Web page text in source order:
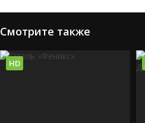
Смотрите также
HD